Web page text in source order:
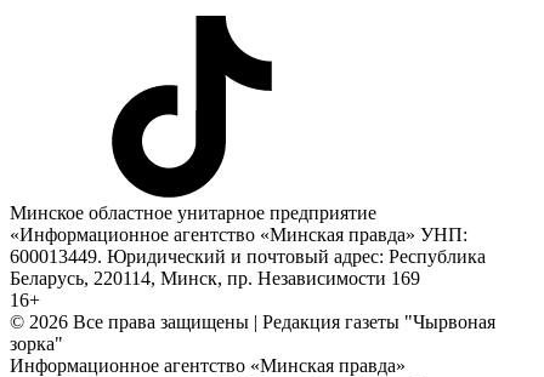
Минское областное унитарное предприятие
«Информационное агентство «Минская правда» УНП:
600013449. Юридический и почтовый адрес: Республика
Беларусь, 220114, Минск, пр. Независимости 169
16+
© 2026 Все права защищены | Редакция газеты "Чырвоная
зорка"
Информационное агентство «Минская правда»